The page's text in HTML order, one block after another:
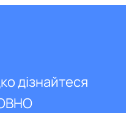
дізнайтеся